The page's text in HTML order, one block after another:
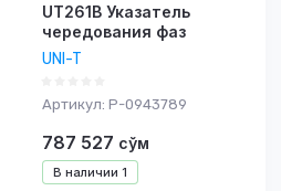
UT261B Указатель
чередования фаз
UNI-T
Артикул: P-0943789
В наличии 1
787 527 сўм